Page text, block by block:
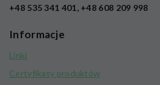
+48 535 341 401, +48 608 209 998
Informacje
Linki
Certyfikaty produktów